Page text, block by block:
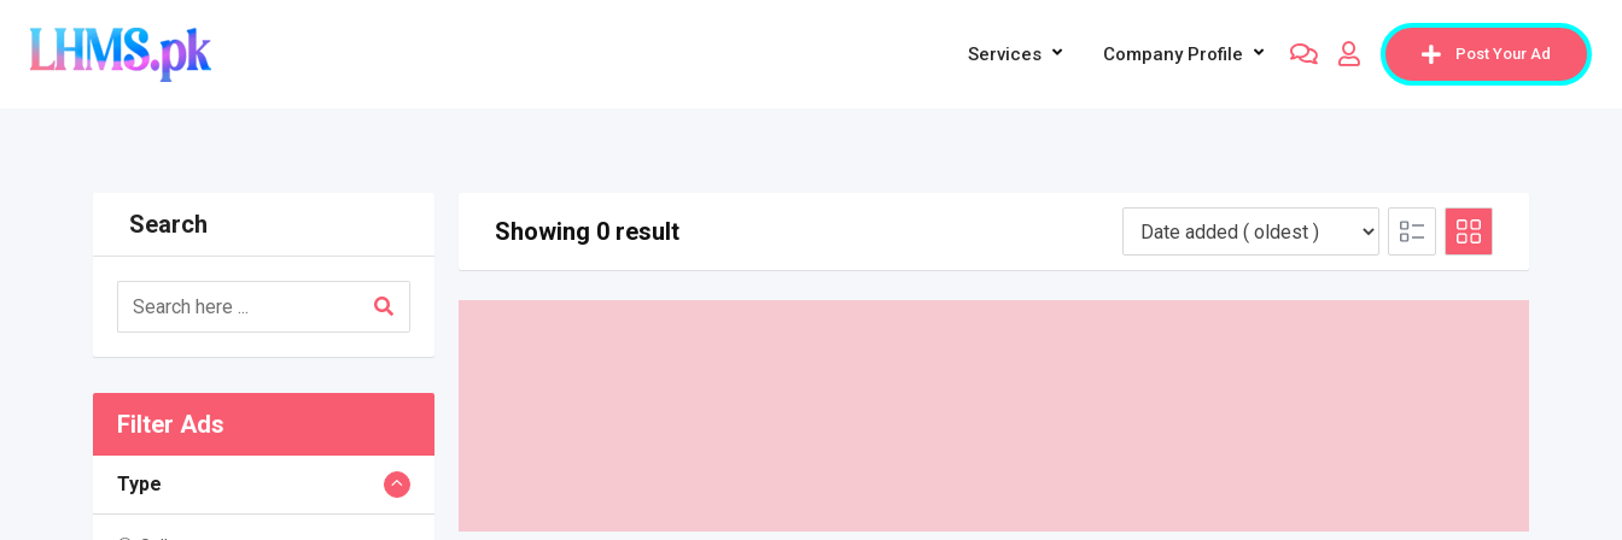
content
Post Your Ad
Services Company Profile
Search
Filter Ads
Type
Showing 0 result